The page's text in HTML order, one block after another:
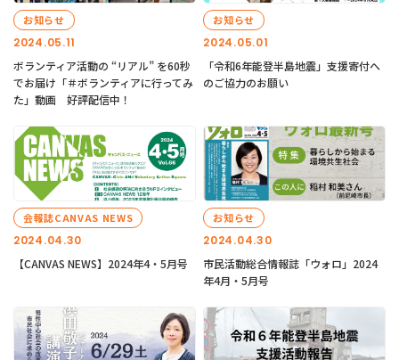
2024.05.11
お知らせ
ボランティア活動の “リアル” を60秒
でお届け「＃ボランティアに行ってみ
た」動画 好評配信中！
2024.05.01
お知らせ
「令和6年能登半島地震」支援寄付へ
のご協力のお願い
2024.04.30
会報誌CANVAS NEWS
【CANVAS NEWS】2024年4・5月号
2024.04.30
お知らせ
市民活動総合情報誌「ウォロ」2024
年4月・5月号